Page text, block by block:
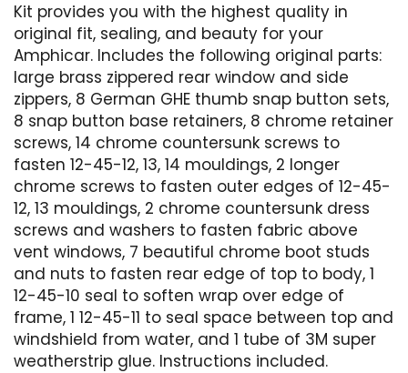
Kit provides you with the highest quality in
original fit, sealing, and beauty for your
Amphicar. Includes the following original parts:
large brass zippered rear window and side
zippers, 8 German GHE thumb snap button sets,
8 snap button base retainers, 8 chrome retainer
screws, 14 chrome countersunk screws to
fasten 12-45-12, 13, 14 mouldings, 2 longer
chrome screws to fasten outer edges of 12-45-
12, 13 mouldings, 2 chrome countersunk dress
screws and washers to fasten fabric above
vent windows, 7 beautiful chrome boot studs
and nuts to fasten rear edge of top to body, 1
12-45-10 seal to soften wrap over edge of
frame, 1 12-45-11 to seal space between top and
windshield from water, and 1 tube of 3M super
weatherstrip glue. Instructions included.